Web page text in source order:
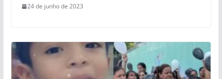
24 de junho de 2023